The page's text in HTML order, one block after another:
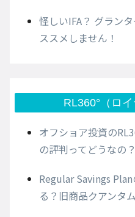
怪しいIFA？ グラン
ススメしません！
RL360°（ロ
オフショア投資の
の評判ってどうなの
Regular Savings
る？旧商品クアンタ